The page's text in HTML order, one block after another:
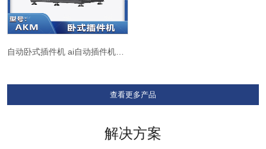
自动卧式插件机 ai自动插件机AKM
查看更多产品
解决方案